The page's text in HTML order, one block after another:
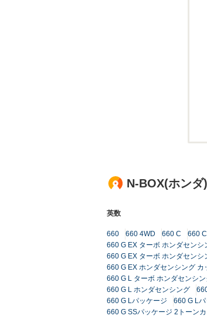
N-BOX(ホンダ
英数
660 660 4WD 660 C 660
660 G EX ターボ ホンダセンシ
660 G EX ターボ ホンダセン
660 G EX ホンダセンシング
660 G L ターボ ホンダセンシ
660 G L ホンダセンシング
660 G Lパッケージ
660 G L
660 G SSパッケージ 2トーン